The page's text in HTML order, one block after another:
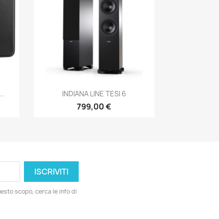
Anteprima
INDIANA LINE TESI 6
799,00 €
scopo, cerca le info di